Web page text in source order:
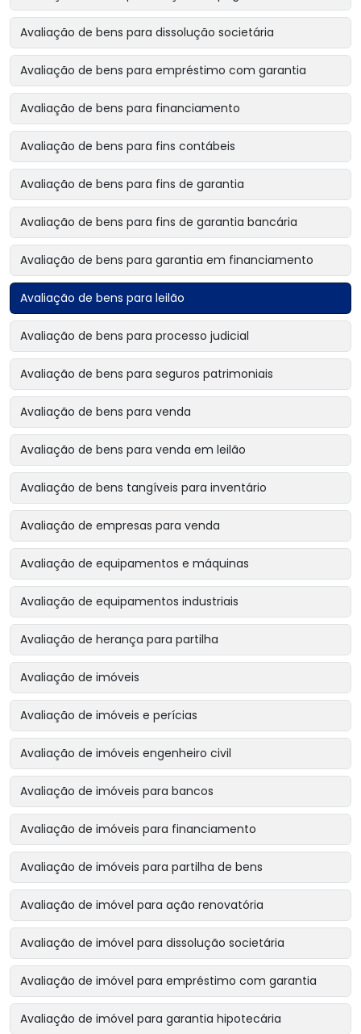
Avaliação de bens para dissolução societária
Avaliação de bens para empréstimo com garantia
Avaliação de bens para financiamento
Avaliação de bens para fins contábeis
Avaliação de bens para fins de garantia
Avaliação de bens para fins de garantia bancária
Avaliação de bens para garantia em financiamento
Avaliação de bens para leilão
Avaliação de bens para processo judicial
Avaliação de bens para seguros patrimoniais
Avaliação de bens para venda
Avaliação de bens para venda em leilão
Avaliação de bens tangíveis para inventário
Avaliação de empresas para venda
Avaliação de equipamentos e máquinas
Avaliação de equipamentos industriais
Avaliação de herança para partilha
Avaliação de imóveis
Avaliação de imóveis e perícias
Avaliação de imóveis engenheiro civil
Avaliação de imóveis para bancos
Avaliação de imóveis para financiamento
Avaliação de imóveis para partilha de bens
Avaliação de imóvel para ação renovatória
Avaliação de imóvel para dissolução societária
Avaliação de imóvel para empréstimo com garantia
Avaliação de imóvel para garantia hipotecária